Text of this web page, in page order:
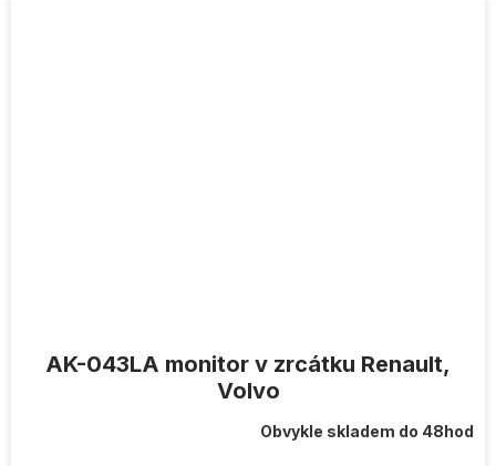
AK-043LA monitor v zrcátku Renault,
Volvo
Obvykle skladem do 48hod